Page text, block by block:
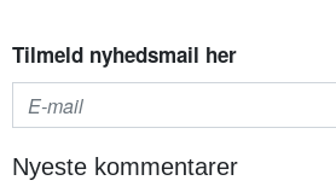
Tilmeld nyhedsmail her
Nyeste kommentarer